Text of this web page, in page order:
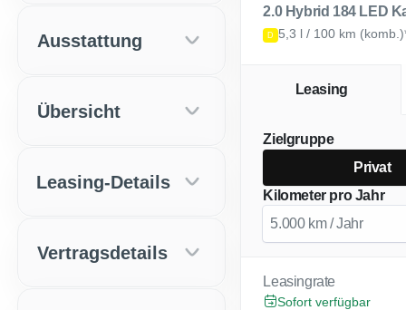
2.0 Hybrid
D 5,3 l / 100 km
Leasing
Zielgruppe
Privat
Kilometer pro Jahr
Leasingrate
Sofort verfügbar
Ausstattung
Übersicht
Leasing-Details
Vertragsdetails